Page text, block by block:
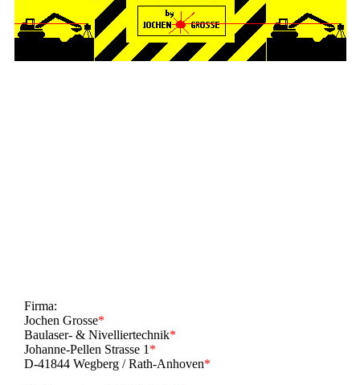
Firma:
Jochen Grosse*
Baulaser- & Nivelliertechnik*
Johanne-Pellen Strasse 1 *
D-41844 Wegberg / Rath-Anhoven*